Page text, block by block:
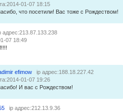
01-07 18:15
что посетили! Вас тоже с Рождеством!
адрес:213.87.133.238
07 18:49
efimow
ip адрес:188.18.227.42
01-07 19:26
И вас с Рождеством!
ip адрес:212.13.9.36